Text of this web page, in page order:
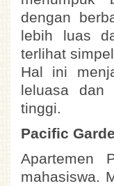
dengan
lebih luas
terlihat
Hal ini
leluasa dan
tinggi.
Pacific
Apartemen
mahasiswa.